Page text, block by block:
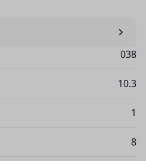
038
10.3
1
8